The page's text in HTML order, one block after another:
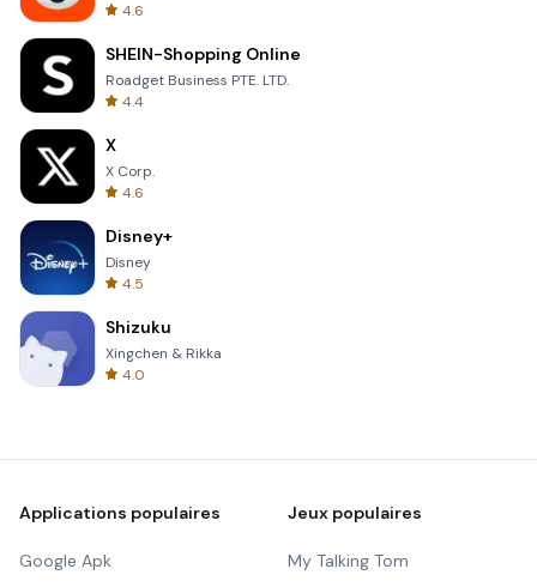
4.6
SHEIN-Shopping Online
Roadget Business PTE. LTD.
4.4
X
X Corp.
4.6
Disney+
Disney
4.5
Shizuku
Xingchen & Rikka
4.0
Applications populaires
Google Apk
Jeux populaires
My Talking Tom